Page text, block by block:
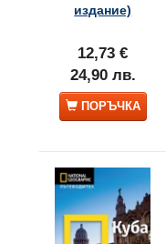
издание)
12,73 €
24,90 лв.
ПОРЪЧКА